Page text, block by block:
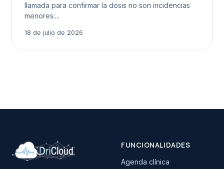
llamada para confirmar la dosis no son incidencias
menores:...
18 de julio de 2026
FUNCIONALIDADES
Agenda clínica